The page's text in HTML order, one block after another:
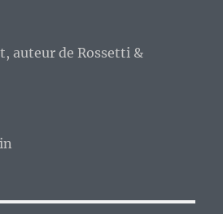
auteur de Rossetti &